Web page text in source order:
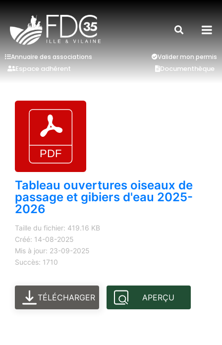
Annuaire des associations Valider mon permis
Espace adhérent Documenthèque
Tableau ouvertures oiseaux de
passage et gibiers d'eau 2025-
2026
Taille du fichier: 419.16 KB
Créé: 14-08-2025
Mis à jour: 23-09-2025
Succès: 1710
TÉLÉCHARGER APERÇU